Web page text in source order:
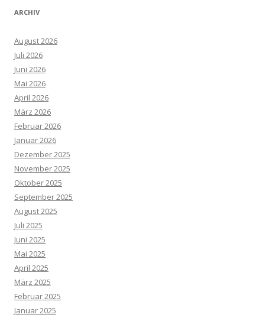
ARCHIV
August 2026
Juli 2026
Juni 2026
Mai 2026
April 2026
März 2026
Februar 2026
Januar 2026
Dezember 2025
November 2025
Oktober 2025
September 2025
August 2025
Juli 2025
Juni 2025
Mai 2025
April 2025
März 2025
Februar 2025
Januar 2025